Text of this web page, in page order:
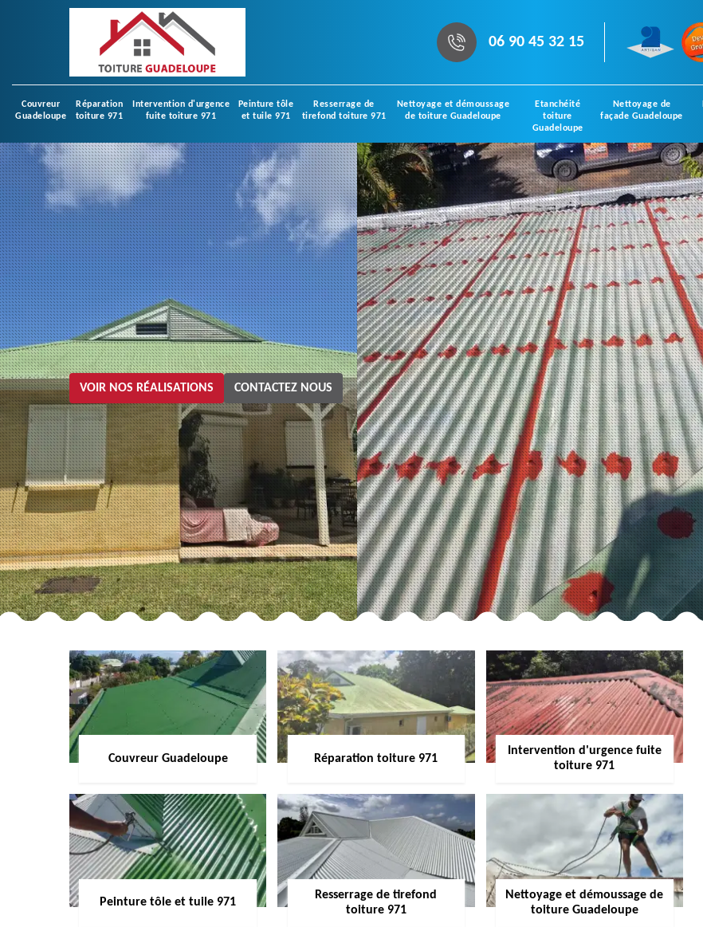
06 90 45 32 15
Couvreur
Guadeloupe
Réparation
toiture 971
Intervention d'urgence
fuite toiture 971
Peinture tôle
et tuile 971
Resserrage de
tirefond toiture 971
Nettoyage et démoussage
de toiture Guadeloupe
Etanchéité
toiture
Guadeloupe
Nettoyage de
façade Guadeloupe
VOIR NOS RÉALISATIONS CONTACTEZ NOUS
Couvreur Guadeloupe Réparation toiture 971
Intervention d'urgence fuite
toiture 971
Peinture tôle et tuile 971
Resserrage de tirefond
toiture 971
Nettoyage et démoussage de
toiture Guadeloupe